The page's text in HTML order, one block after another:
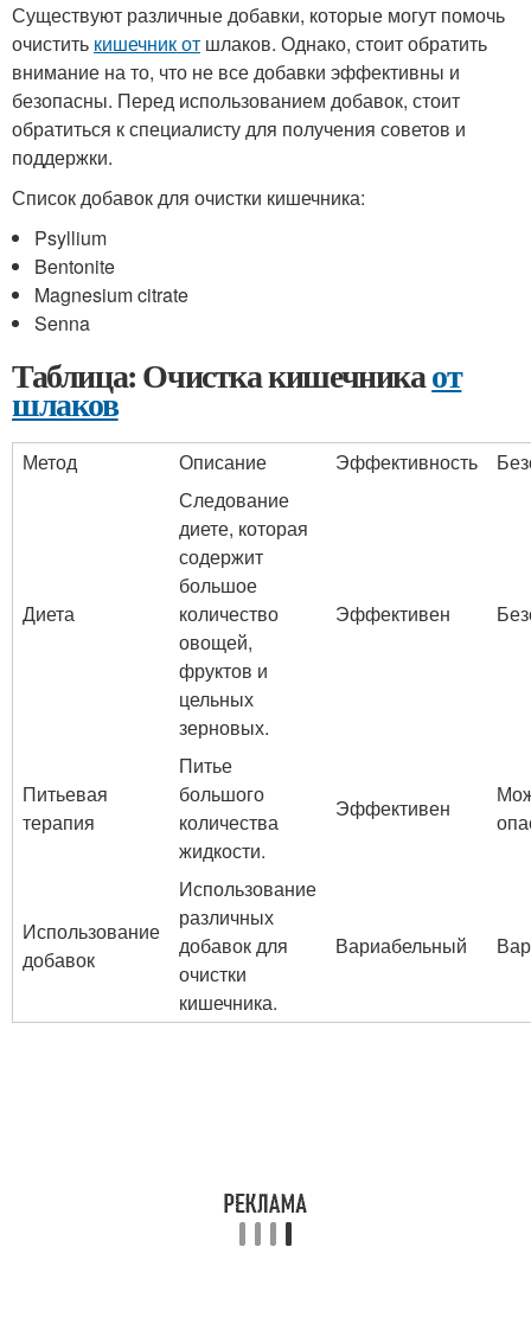
Существуют различные добавки, которые могут помочь
очистить кишечник от шлаков. Однако, стоит обратить
внимание на то, что не все добавки эффективны и
безопасны. Перед использованием добавок, стоит
обратиться к специалисту для получения советов и
поддержки.
Список добавок для очистки кишечника:
Psyllium
Bentonite
Magnesium citrate
Senna
Таблица: Очистка кишечникаот
шлаков
Метод Описание Эффективность
Диета
Следование
диете, которая
содержит
большое
количество
овощей,
фруктов и
цельных
зерновых.
Эффективен
Питьевая
терапия
Питье
большого
количества
жидкости.
Эффективен
Использование
добавок
Использование
различных
добавок для
очистки
кишечника.
Вариабельный